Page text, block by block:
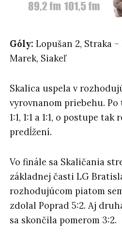
Góly: Lopušan 2, Straka
Marek, Siakeľ
Skalica uspela v
vyrovnanom priebehu.
1:1, 1:1 a 1:1, o postupe
predĺžení.
Vo finále sa Skaličania
základnej časti LG
rozhodujúcom piatom
zdolal Poprad 5:2. Aj
sa skončila pomerom 3:2.